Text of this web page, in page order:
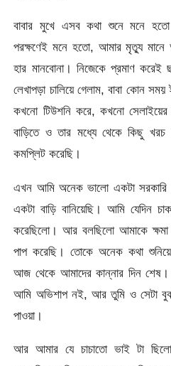
বাবার মুখে এসব কথা শুনে মনে
পরক্ষণেই মনে হতো, আমার মৃত্যু
হার মানবোনা। নিজেকে প্রমাণ
লেখাপড়া চালিয়ে গেলাম, বাবা কোন
কখনো টিউশনি করে, কখনো সেলাইয়ের
বাড়িতে ও তার মধ্যে থেকে কিছু খরচ
কমপ্লিট করেছি।
এখন আমি অনেক ভালো একটা সরকারি
একটা বাড়ি বানিয়েছি। আমি যেদিন
করেছিলো। আর বলছিলো আমাকে
পাপ করেছি। তোকে অনেক কথা
আজ থেকে আমাদের কান্নার দিন
আমি অভিশাপ নই, আর তুমি ও সেটা
পাওয়া।
আর আমার যে চাচাতো ভাই টা